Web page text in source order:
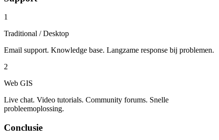
1
Traditional / Desktop
Email support. Knowledge base. Langzame response bij problemen.
2
Web GIS
Live chat. Video tutorials. Community forums. Snelle
probleemoplossing.
Conclusie